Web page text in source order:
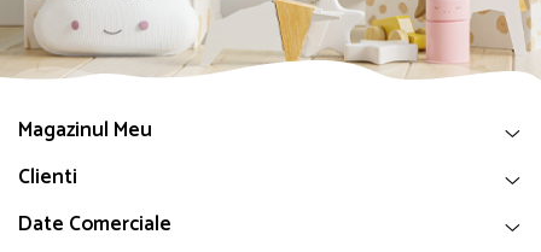
Magazinul Meu
Clienti
Date Comerciale